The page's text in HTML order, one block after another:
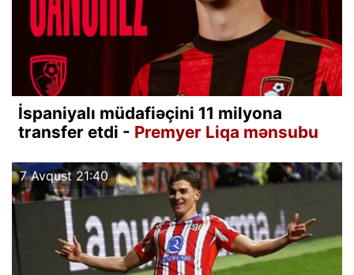
İspaniyalı müdafiəçini 11 milyona
transfer etdi - Premyer Liqa mənsubu
7 Avqust 21:40